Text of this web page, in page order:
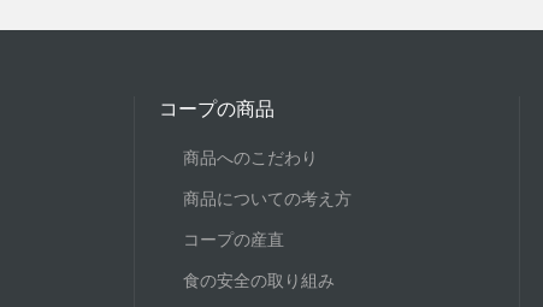
コープの商品
商品へのこだわり
商品についての考え方
コープの産直
食の安全の取り組み